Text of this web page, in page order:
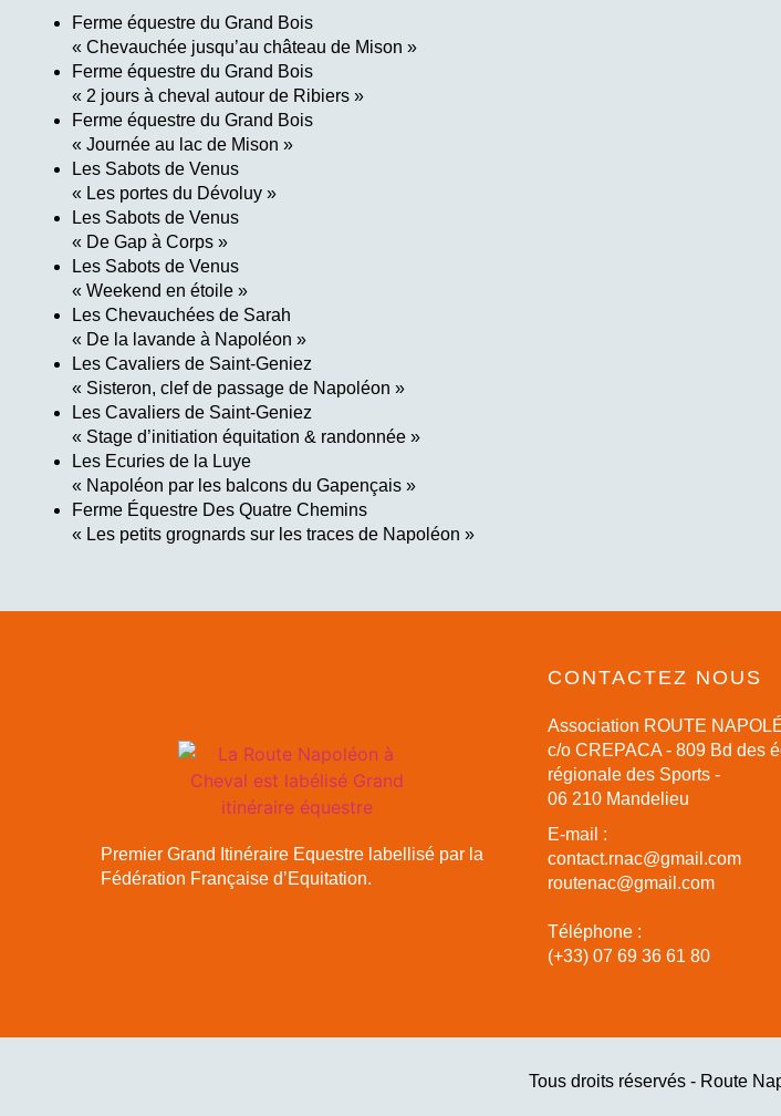
Ferme équestre du Grand Bois
« Chevauchée jusqu’au château de Mison »
Ferme équestre du Grand Bois
« 2 jours à cheval autour de Ribiers »
Ferme équestre du Grand Bois
« Journée au lac de Mison »
Les Sabots de Venus
« Les portes du Dévoluy »
Les Sabots de Venus
« De Gap à Corps »
Les Sabots de Venus
« Weekend en étoile »
Les Chevauchées de Sarah
« De la lavande à Napoléon »
Les Cavaliers de Saint-Geniez
« Sisteron, clef de passage de Napoléon »
Les Cavaliers de Saint-Geniez
« Stage d’initiation équitation & randonnée »
Les Ecuries de la Luye
« Napoléon par les balcons du Gapençais »
Ferme Équestre Des Quatre Chemins
« Les petits grognards sur les traces de Napoléon »
Premier Grand Itinéraire Equestre labellisé par la
Fédération Française d’Equitation.
CONTACTEZ NOUS
Association ROUTE
c/o CREPACA - 809 Bd des
régionale des Sports -
06 210 Mandelieu
E-mail :
contact.rnac@gmail.com
routenac@gmail.com
Téléphone :
(+33) 07 69 36 61 80
Tous droits réservés - Route